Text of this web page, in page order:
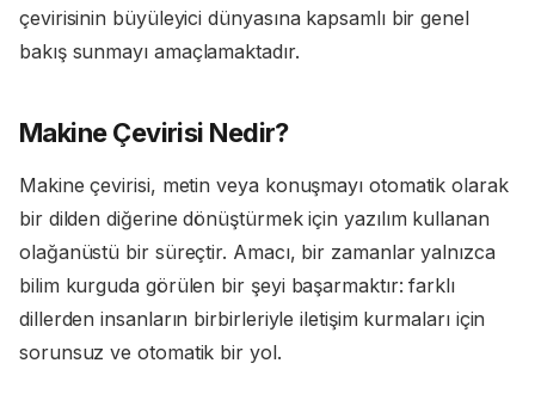
çevirisinin büyüleyici dünyasına kapsamlı bir genel
bakış sunmayı amaçlamaktadır.
Makine Çevirisi Nedir?
Makine çevirisi, metin veya konuşmayı otomatik olarak
bir dilden diğerine dönüştürmek için yazılım kullanan
olağanüstü bir süreçtir. Amacı, bir zamanlar yalnızca
bilim kurguda görülen bir şeyi başarmaktır: farklı
dillerden insanların birbirleriyle iletişim kurmaları için
sorunsuz ve otomatik bir yol.